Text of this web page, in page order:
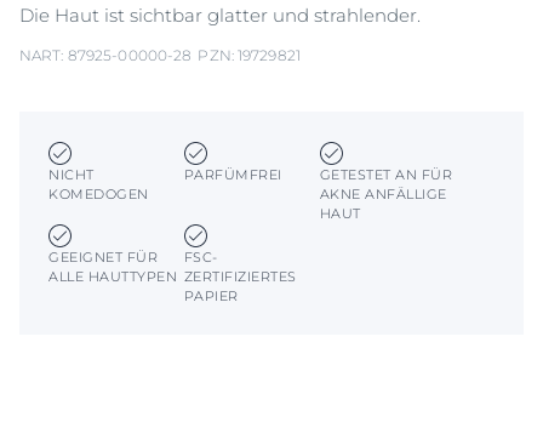
NART: 87925-00000-28 PZN: 19729821
Die Haut ist sichtbar glatter und strahlender.
NICHT
KOMEDOGEN
PARFÜMFREI
GETESTET AN FÜR
AKNE ANFÄLLIGE
HAUT
GEEIGNET FÜR
ALLE HAUTTYPEN
FSC-
ZERTIFIZIERTES
PAPIER